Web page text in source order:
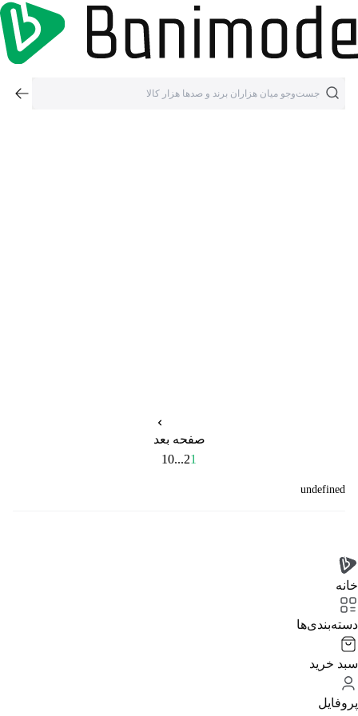
صفحه بعد
1
2
...
10
undefined
خانه
دسته‌بندی‌‌ها
سبد خرید
پروفایل